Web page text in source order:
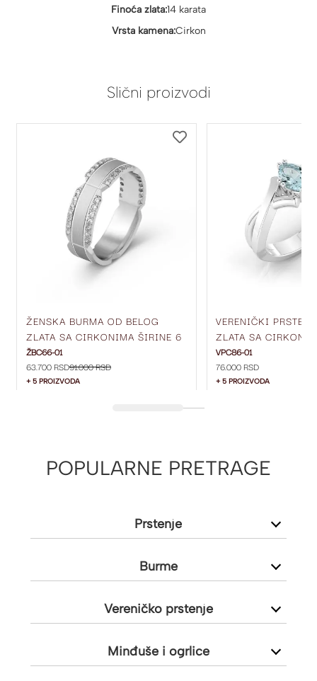
Finoća zlata:14 karata
Vrsta kamena:Cirkon
Slični proizvodi
ŽENSKA BURMA OD BELOG
ZLATA SA CIRKONIMA ŠIRINE 6
MM ŽBC66-01
ŽBC66-01
63.700 RSD91.000 RSD
+ 5 PROIZVODA
VERENIČKI PRSTEN
ZLATA SA
VPC86-01
76.000 RSD
+ 5 PROIZVODA
POPULARNE PRETRAGE
Prstenje
Burme
Vereničko prstenje
Minđuše i ogrlice